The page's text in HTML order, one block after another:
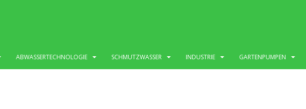
ABWASSERTECHNOLOGIE SCHMUTZWASSER INDUSTRIE GARTENPUMPEN